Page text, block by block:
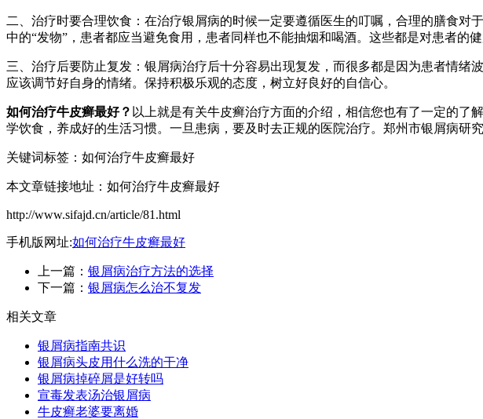
二、治疗时要合理饮食：在治疗银屑病的时候一定要遵循医生的叮嘱，合理的膳食
中的“发物”，患者都应当避免食用，患者同样也不能抽烟和喝酒。这些都是对患者的
三、治疗后要防止复发：银屑病治疗后十分容易出现复发，而很多都是因为患者情
应该调节好自身的情绪。保持积极乐观的态度，树立好良好的自信心。
如何治疗牛皮癣最好？ 以上就是有关牛皮癣治疗方面的介绍，相信您也有了一定的
学饮食，养成好的生活习惯。一旦患病，要及时去正规的医院治疗。郑州市银屑病研
关键词标签：如何治疗牛皮癣最好
本文章链接地址：如何治疗牛皮癣最好
http://www.sifajd.cn/article/81.html
手机版网址:如何治疗牛皮癣最好
上一篇： 银屑病治疗方法的选择
下一篇： 银屑病怎么治不复发
相关文章
银屑病指南共识
银屑病头皮用什么洗的干净
银屑病掉碎屑是好转吗
宣毒发表汤治银屑病
牛皮癣老婆要离婚